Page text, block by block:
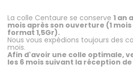
La colle Centaure se conserve 1 an
mois après son ouverture (1
format 1,5Gr).
Nous vous expédions toujours des
mois.
Afin d'avoir une colle optimale,
les 6 mois suivant la réception